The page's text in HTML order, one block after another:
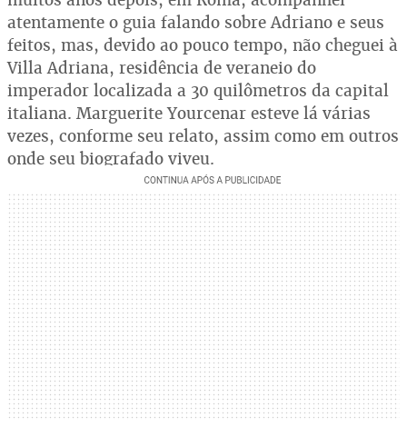
atentamente o guia falando sobre Adriano e seus
feitos, mas, devido ao pouco tempo, não cheguei à
Villa Adriana, residência de veraneio do
imperador localizada a 30 quilômetros da capital
italiana. Marguerite Yourcenar esteve lá várias
vezes, conforme seu relato, assim como em outros
onde seu biografado viveu.